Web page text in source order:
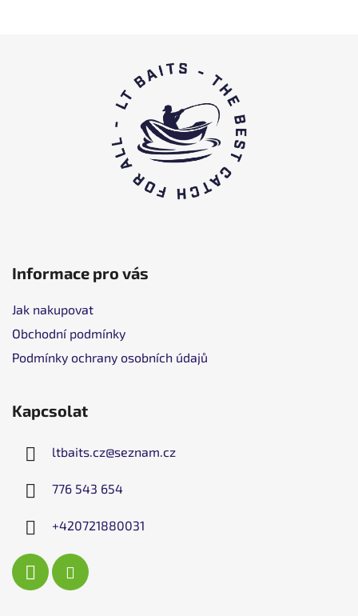
Informace pro vás
Jak nakupovat
Obchodní podmínky
Podmínky ochrany osobních údajů
Kapcsolat
ltbaits.cz@seznam.cz
776 543 654
+420721880031